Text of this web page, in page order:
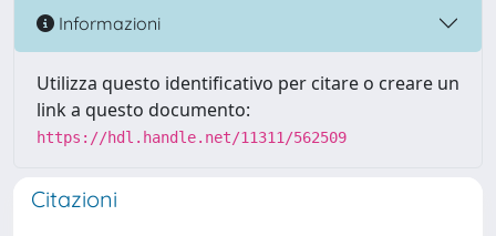
Informazioni
Utilizza questo identificativo per citare o creare un
link a questo documento:
https://hdl.handle.net/11311/562509
Citazioni